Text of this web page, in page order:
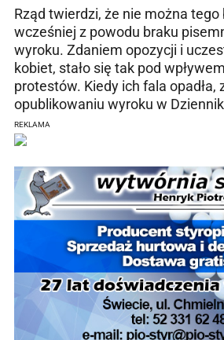
Rząd twierdzi, że nie można tego
wcześniej z powodu braku
wyroku. Zdaniem opozycji i
kobiet, stało się tak pod
protestów. Kiedy ich fala opadła,
opublikowaniu wyroku w
REKLAMA